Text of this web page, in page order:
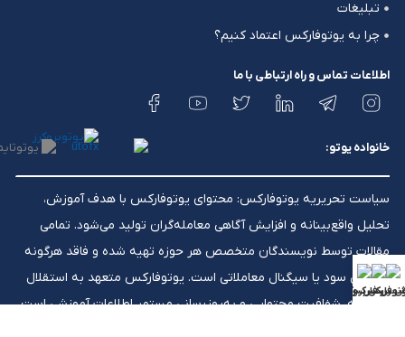
تبلیغات
چرا به یوتوفارکس اعتماد کنیم؟
اطلاعات تماس و راه ارتباطی با ما
خانواده یوتو:
سیاست تحریریه یوتوفارکس: محتوای یوتوفارکس با هدف آموزش،
تحلیل واقع‌بینانه و افزایش آگاهی معامله‌گران تولید می‌شود. تمامی
مقالات توسط نویسندگان متخصص هر حوزه تهیه شده و فاقد هرگونه
تضمین سود یا سیگنال معاملاتی است. یوتوفارکس متعهد به استقلال
تحریریه، شفافیت محتوایی و به‌روزرسانی مستمر اطلاعات آموزشی است.
فارکس
فارکس
بررسی بروکرها